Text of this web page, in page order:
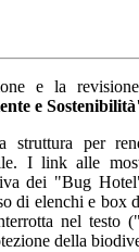
e la
e
struttura per
I link alle
dei "Bug
di elenchi e box
nel testo
della